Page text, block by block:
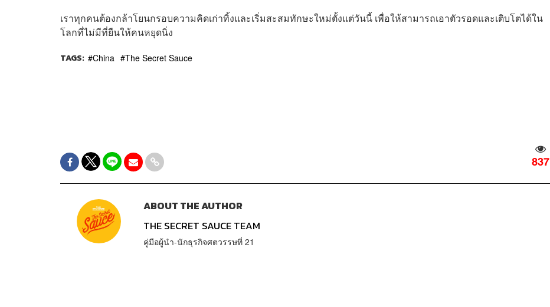
เราทุกคนต้องกล้าโยนกรอบความคิดเก่าทิ้งและเริ่มสะสมทักษะใหม่ตั้งแต่วันนี้ เพื่อให้สามารถเอาตัวรอดและเติบโตได้ใน
โลกที่ไม่มีที่ยืนให้คนหยุดนิ่ง
TAGS: China The Secret Sauce
837
ABOUT THE AUTHOR
THE SECRET SAUCE TEAM
คู่มือผู้นำ-นักธุรกิจศตวรรษที่ 21